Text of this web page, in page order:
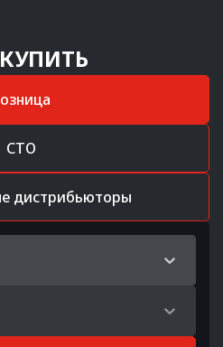
СТО
дистрибьюторы